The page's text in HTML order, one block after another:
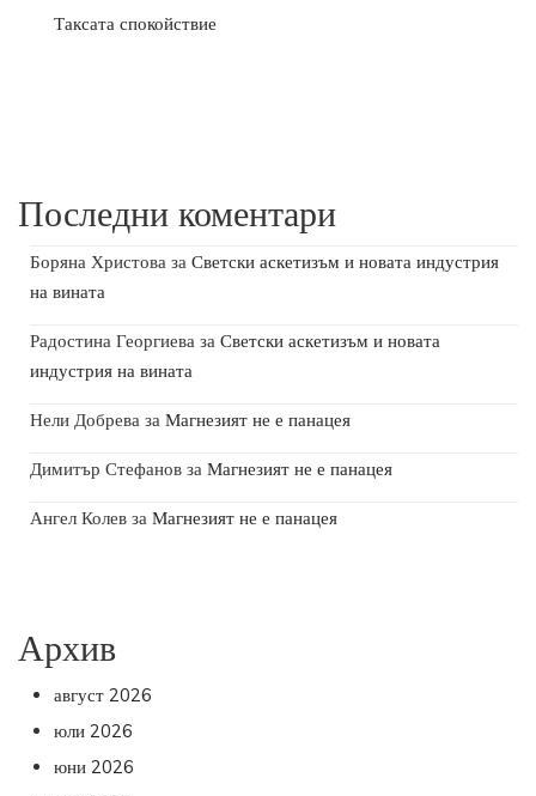
Таксата спокойствие
Последни коментари
Боряна Христова за Светски аскетизъм и новата индустрия
на вината
Радостина Георгиева за Светски аскетизъм и новата
индустрия на вината
Нели Добрева за Магнезият не е панацея
Димитър Стефанов за Магнезият не е панацея
Ангел Колев за Магнезият не е панацея
Архив
август 2026
юли 2026
юни 2026